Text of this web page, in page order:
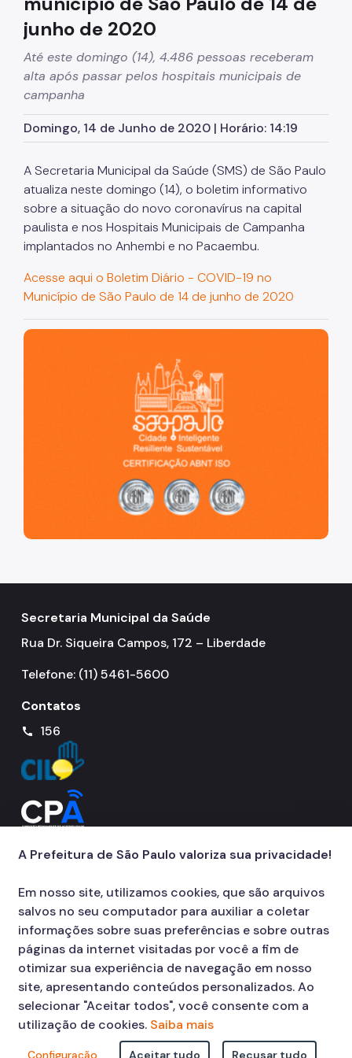
junho de 2020
Até este domingo (14), 4.486 pessoas receberam
alta após passar pelos hospitais municipais de
campanha
Domingo, 14 de Junho de 2020 | Horário: 14:19
A Secretaria Municipal da Saúde (SMS) de São Paulo
atualiza neste domingo (14), o boletim informativo
sobre a situação do novo coronavírus na capital
paulista e nos Hospitais Municipais de Campanha
implantados no Anhembi e no Pacaembu.
Acesse aqui o Boletim Diário - COVID-19 no
Município de São Paulo de 14 de junho de 2020
São Paulo, cidade inteligente, resiliente e sustentável
Secretaria Municipal da Saúde
Rua Dr. Siqueira Campos, 172 – Liberdade
Telefone: (11) 5461-5600
Contatos
call 156
A Prefeitura de São Paulo valoriza sua privacidade!
Em nosso site, utilizamos cookies, que são arquivos
salvos no seu computador para auxiliar a coletar
informações sobre suas preferências e sobre outras
páginas da internet visitadas por você a fim de
otimizar sua experiência de navegação em nosso
site, apresentando conteúdos personalizados. Ao
selecionar "Aceitar todos", você consente com a
utilização de cookies. Saiba mais
Configuração Aceitar tudo Recusar tudo